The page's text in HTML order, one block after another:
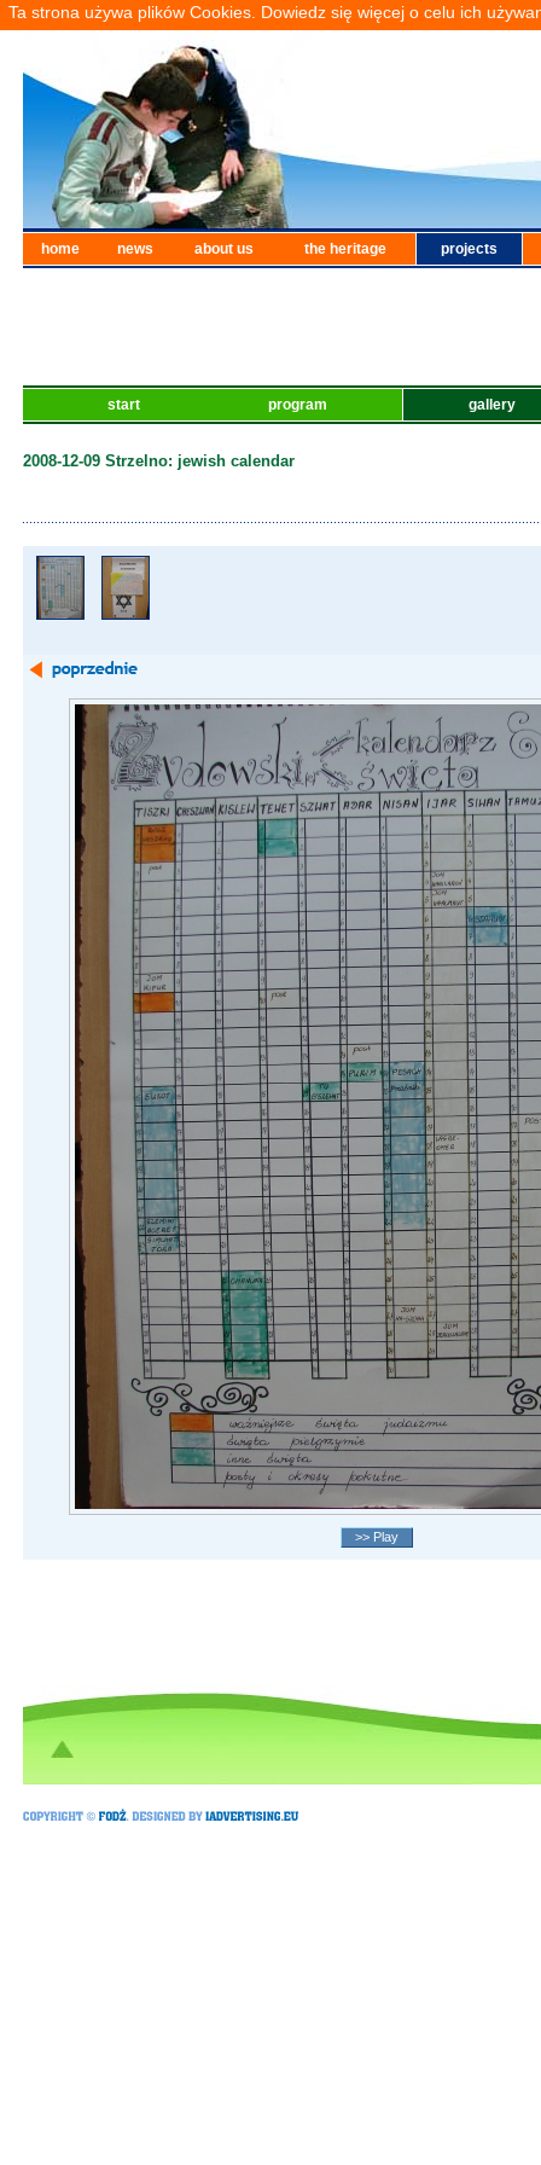
Ta strona używa plików Cookies. Dowiedz się więcej o celu ich
home news about us the heritage projects
start program gallery
2008-12-09 Strzelno: jewish calendar
>> Play